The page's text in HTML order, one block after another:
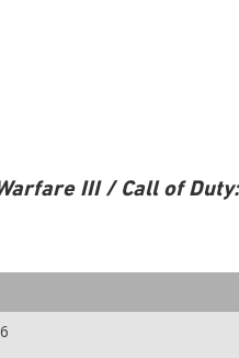
III / Call of